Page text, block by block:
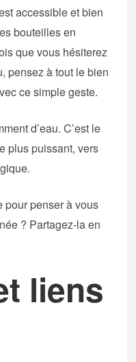
accessible et bien
bouteilles en
que vous hésiterez
pensez à tout le bien
ce simple geste.
d’eau. C’est le
plus puissant, vers
pour penser à vous
? Partagez-la en
liens